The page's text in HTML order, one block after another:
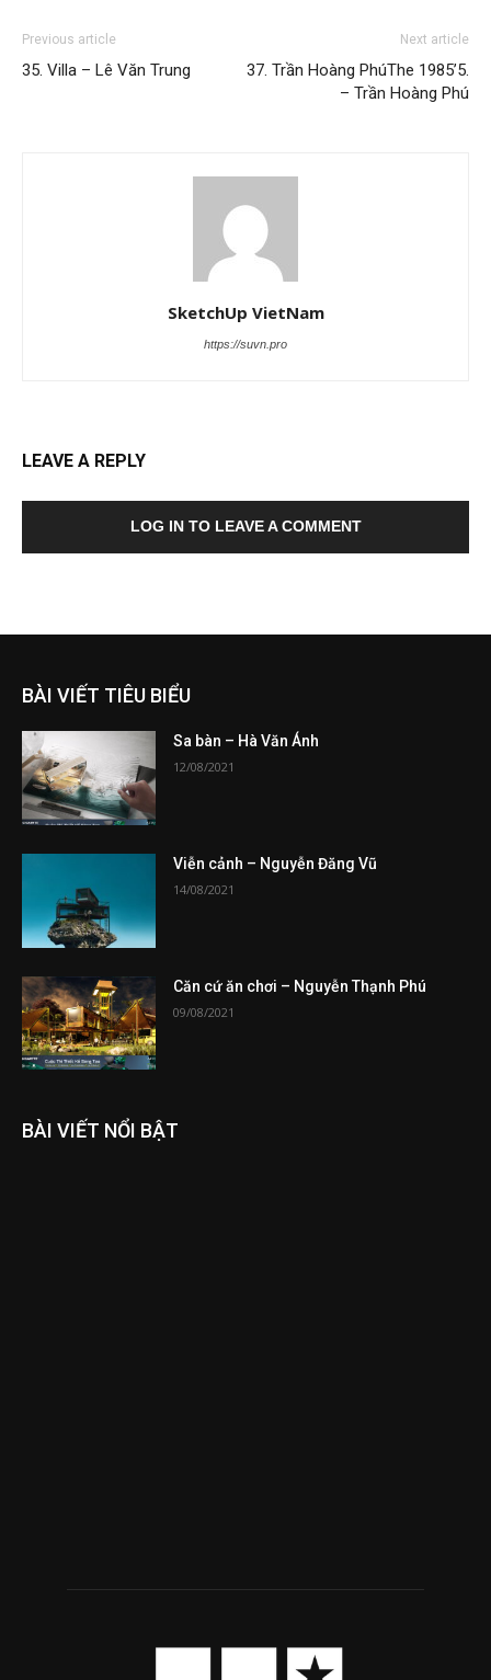
Previous article
35. Villa – Lê Văn Trung
Next article
37. Trần Hoàng PhúThe 1985’5.
– Trần Hoàng Phú
SketchUp VietNam
https://suvn.pro
LEAVE A REPLY
LOG IN TO LEAVE A COMMENT
BÀI VIẾT TIÊU BIỂU
Sa bàn – Hà Văn Ánh
12/08/2021
Viễn cảnh – Nguyễn Đăng Vũ
14/08/2021
Căn cứ ăn chơi – Nguyễn Thạnh Phú
09/08/2021
BÀI VIẾT NỔI BẬT